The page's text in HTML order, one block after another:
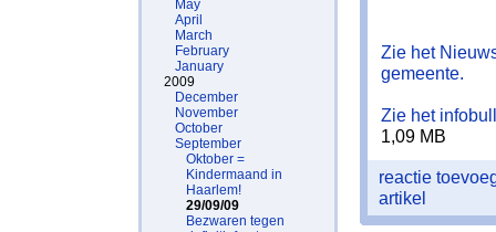
May
April
March
February
January
2009
December
November
October
September
Oktober =
Kindermaand in
Haarlem!
29/09/09
Bezwaren tegen
Zie het
gemeente.
Zie het
1,09 MB
reactie
artikel